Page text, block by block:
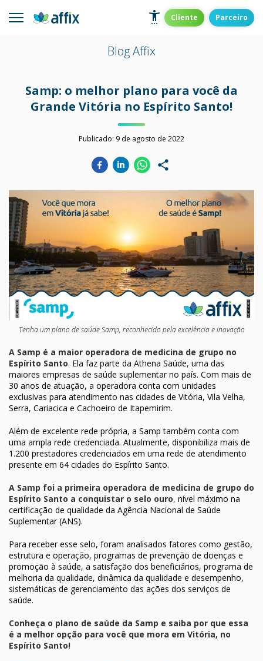
content
Affix
Administradora de Benefícios Cliente Parceiro
Blog Affix
Samp: o melhor plano para você da
Grande Vitória no Espírito Santo!
Publicado: 9 de agosto de 2022
Tenha um plano de saúde Samp, reconhecido pela excelência e inovação
A Samp é a maior operadora de medicina de grupo no
Espírito Santo. Ela faz parte da Athena Saúde, uma das
maiores empresas de saúde suplementar no país. Com mais de
30 anos de atuação, a operadora conta com unidades
exclusivas para atendimento nas cidades de Vitória, Vila Velha,
Serra, Cariacica e Cachoeiro de Itapemirim.
Além de excelente rede própria, a Samp também conta com
uma ampla rede credenciada. Atualmente, disponibiliza mais de
1.200 prestadores credenciados em uma rede de atendimento
presente em 64 cidades do Espírito Santo.
A Samp foi a primeira operadora de medicina de grupo do
Espírito Santo a conquistar o selo ouro, nível máximo na
certificação de qualidade da Agência Nacional de Saúde
Suplementar (ANS).
Para receber esse selo, foram analisados fatores como gestão,
estrutura e operação, programas de prevenção de doenças e
promoção à saúde, a satisfação dos beneficiários, programa de
melhoria da qualidade, dinâmica da qualidade e desempenho,
sistemáticas de gerenciamento das ações dos serviços de
saúde.
Conheça o plano de saúde da Samp e saiba por que essa
é a melhor opção para você que mora em Vitória, no
Espírito Santo!